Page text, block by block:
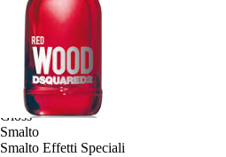
Bb E Cc Cream
Matita Occhi
Matita Sopracciglia
Mascara
Eyeliner
Rossetto
Matita Labbra
Gloss
Smalto
Smalto Effetti Speciali